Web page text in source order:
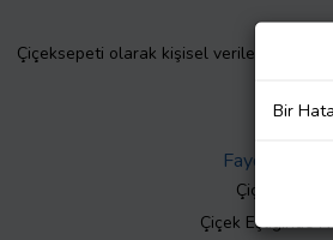
Çiçeksepeti olarak kişisel verilerinizin
Faydalı Bilgiler
Çiçek Bakımı
Çiçek Eşliğinde
Bir